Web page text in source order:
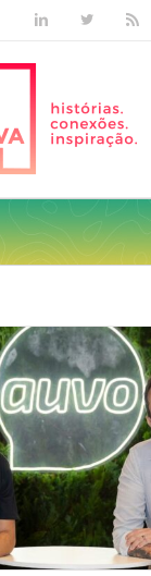
FacebookLinkedinTwitter